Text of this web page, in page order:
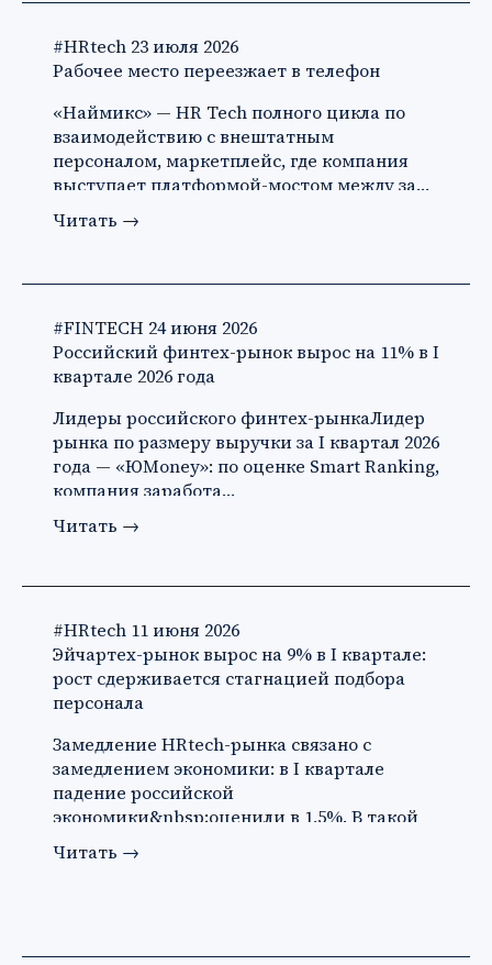
#HRtech 23 июля 2026
Рабочее место переезжает в телефон
«Наймикс» — HR Tech полного цикла по
взаимодействию с внештатным
персоналом, маркетплейс, где компания
выступает платформой-мостом между за…
Читать →
#FINTECH 24 июня 2026
Российский финтех-рынок вырос на 11% в I
квартале 2026 года
Лидеры российского финтех-рынкаЛидер
рынка по размеру выручки за I квартал 2026
года — «ЮMoney»: по оценке Smart Ranking,
компания заработа…
Читать →
#HRtech 11 июня 2026
Эйчартех-рынок вырос на 9% в I квартале:
рост сдерживается стагнацией подбора
персонала
Замедление HRtech-рынка связано с
замедлением экономики: в I квартале
падение российской
экономики&nbsp;оценили в 1,5%. В такой
ситуации ко…
Читать →